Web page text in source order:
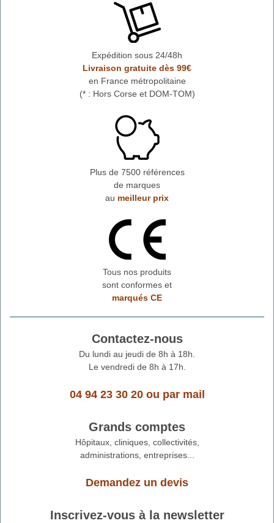
Expédition sous 24/48h
Livraison gratuite dès 99€
en France métropolitaine
(* : Hors Corse et DOM-TOM)
Plus de 7500 références
de marques
au meilleur prix
Tous nos produits
sont conformes et
marqués CE
Contactez-nous
Du lundi au jeudi de 8h à 18h.
Le vendredi de 8h à 17h.
04 94 23 30 20ou par mail
Grands comptes
Hôpitaux, cliniques, collectivités,
administrations, entreprises...
Demandez un devis
Inscrivez-vous à la newsletter